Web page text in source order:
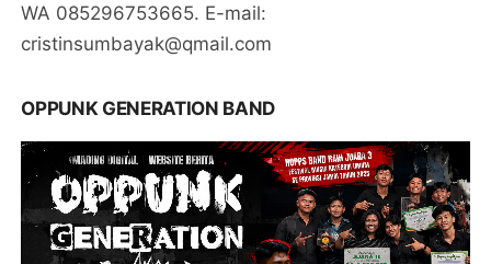
WA 085296753665. E-mail:
cristinsumbayak@qmail.com
OPPUNK GENERATION BAND